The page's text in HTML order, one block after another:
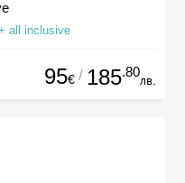
all inclusive
95€ / 185.80
лв.